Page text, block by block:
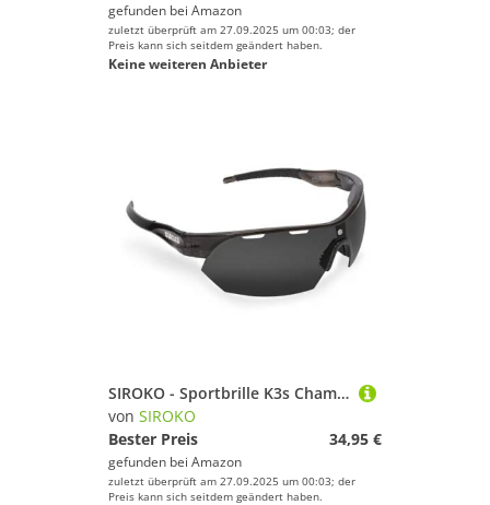
gefunden bei Amazon
zuletzt überprüft am 27.09.2025 um 00:03; der
Preis kann sich seitdem geändert haben.
Keine weiteren Anbieter
SIROKO - Sportbrille K3s Champs ÉlyséesSchwarz
von SIROKO
Bester Preis
34,95 €
gefunden bei Amazon
zuletzt überprüft am 27.09.2025 um 00:03; der
Preis kann sich seitdem geändert haben.